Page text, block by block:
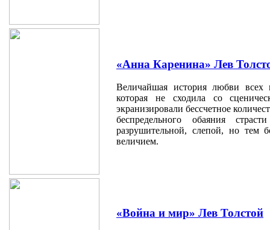
«Анна Каренина» Лев
Величайшая история любви всех
которая не сходила со
экранизировали бессчетное
беспредельного обаяния
разрушительной, слепой, но тем
величием.
«Война и мир» Лев Толстой